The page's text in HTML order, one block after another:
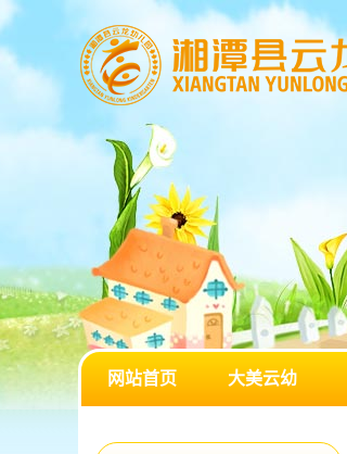
网站首页 大美云幼